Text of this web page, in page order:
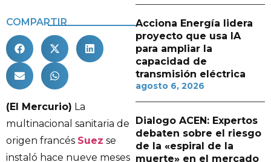
COMPARTIR
(El Mercurio) La
multinacional sanitaria de
origen francés Suez se
instaló hace nueve meses
Acciona Energía lidera
proyecto que usa IA
para ampliar la
capacidad de
transmisión eléctrica
agosto 6, 2026
Dialogo ACEN: Expertos
debaten sobre el riesgo
de la «espiral de la
muerte» en el mercado